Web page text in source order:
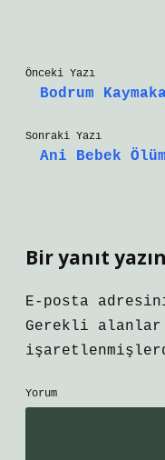
Önceki Yazı
Bodrum
Sonraki Yazı
Ani Bebek
Bir yanıt yazın
E-posta
Gerekli alanlar
Yorum